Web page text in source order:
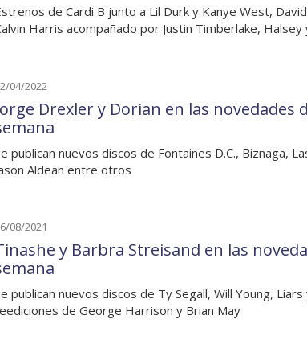
de Cardi B junto a Lil Durk y Kanye West,
Harris acompañado por Justin Timberlake, Halsey
04/2022
Drexler y Dorian en las novedades
publican nuevos discos de Fontaines D.C., Biznaga,
Aldean entre otros
08/2021
y Barbra Streisand en las
publican nuevos discos de Ty Segall, Will Young,
de George Harrison y Brian May